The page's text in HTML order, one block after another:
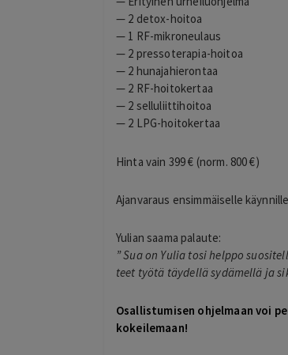
— 2 detox-hoitoa
— 1 RF-mikroneulaus
— 2 pressoterapia-hoitoa
— 2 hunajahierontaa
— 2 RF-hoitokertaa
— 2 selluliittihoitoa
— 2 LPG-hoitokertaa
Hinta vain 399 € (norm. 800 €)
Ajanvaraus ensimmäiselle
Yulian saama palaute:
” Sua on Yulia tosi helppo
teet työtä täydellä sydämellä ja
Osallistumisen ohjelmaan voi
kokeilemaan!